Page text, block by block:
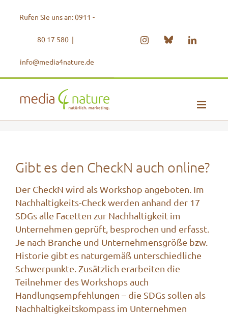
InhaltRufen Sie uns an: 0911 -
80 17 580 |
info@media4nature.de
InstagramBlueskyLinkedIn
Gibt es den CheckN auch online?
Der CheckN wird als Workshop angeboten. Im
Nachhaltigkeits-Check werden anhand der 17
SDGs alle Facetten zur Nachhaltigkeit im
Unternehmen geprüft, besprochen und erfasst.
Je nach Branche und Unternehmensgröße bzw.
Historie gibt es naturgemäß unterschiedliche
Schwerpunkte. Zusätzlich erarbeiten die
Teilnehmer des Workshops auch
Handlungsempfehlungen – die SDGs sollen als
Nachhaltigkeitskompass im Unternehmen